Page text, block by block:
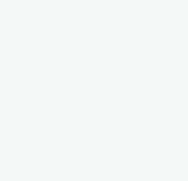
are categorized as
us analyze and
cookies. But opting out